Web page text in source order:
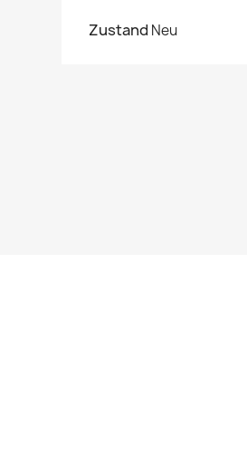
Zustand Neu